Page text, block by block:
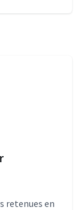
retenues en